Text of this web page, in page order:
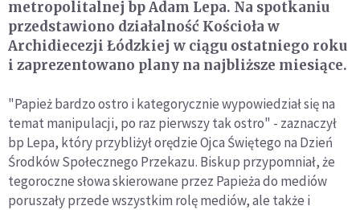
metropolitalnej bp Adam Lepa. Na spotkaniu
przedstawiono działalność Kościoła w
Archidiecezji Łódzkiej w ciągu ostatniego roku
i zaprezentowano plany na najbliższe miesiące.
"Papież bardzo ostro i kategorycznie wypowiedział się na
temat manipulacji, po raz pierwszy tak ostro" - zaznaczył
bp Lepa, który przybliżył orędzie Ojca Świętego na Dzień
Środków Społecznego Przekazu. Biskup przypomniał, że
tegoroczne słowa skierowane przez Papieża do mediów
poruszały przede wszystkim rolę mediów, ale także i